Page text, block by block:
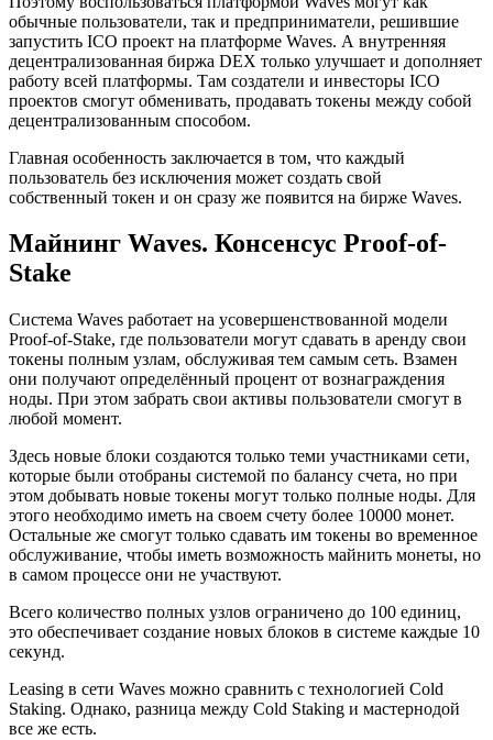
обычные пользователи, так и предприниматели, решившие
запустить ICO проект на платформе Waves. А внутренняя
децентрализованная биржа DEX только улучшает и дополняет
работу всей платформы. Там создатели и инвесторы ICO
проектов смогут обменивать, продавать токены между собой
децентрализованным способом.
Главная особенность заключается в том, что каждый
пользователь без исключения может создать свой
собственный токен и он сразу же появится на бирже Waves.
Майнинг Waves. Консенсус Proof-of-
Stake
Система Waves работает на усовершенствованной модели
Proof-of-Stake, где пользователи могут сдавать в аренду свои
токены полным узлам, обслуживая тем самым сеть. Взамен
они получают определённый процент от вознаграждения
ноды. При этом забрать свои активы пользователи смогут в
любой момент.
Здесь новые блоки создаются только теми участниками сети,
которые были отобраны системой по балансу счета, но при
этом добывать новые токены могут только полные ноды. Для
этого необходимо иметь на своем счету более 10000 монет.
Остальные же смогут только сдавать им токены во временное
обслуживание, чтобы иметь возможность майнить монеты, но
в самом процессе они не участвуют.
Всего количество полных узлов ограничено до 100 единиц,
это обеспечивает создание новых блоков в системе каждые 10
секунд.
Leasing в сети Waves можно сравнить с технологией Cold
Staking. Однако, разница между Cold Staking и мастернодой
все же есть.